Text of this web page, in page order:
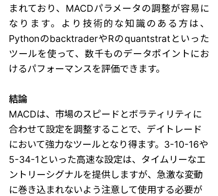
まれており、MACDパラメータの調整が容易に
なります。より技術的な知識のある方は、
PythonのbacktraderやRのquantstratといった
ツールを使って、数千ものデータポイントにお
けるパフォーマンスを評価できます。
結論
MACDは、市場のスピードとボラティリティに
合わせて設定を調整することで、デイトレード
において強力なツールとなり得ます。3-10-16や
5-34-1といった高速な設定は、タイムリーなエ
ントリーシグナルを提供しますが、急激な変動
に巻き込まれないよう注意して使用する必要が